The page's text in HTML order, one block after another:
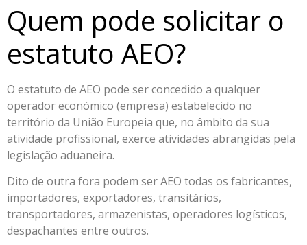
Quem pode solicitar o
estatuto AEO?
O estatuto de AEO pode ser concedido a qualquer
operador económico (empresa) estabelecido no
território da União Europeia que, no âmbito da sua
atividade profissional, exerce atividades abrangidas pela
legislação aduaneira.
Dito de outra fora podem ser AEO todas os fabricantes,
importadores, exportadores, transitários,
transportadores, armazenistas, operadores logísticos,
despachantes entre outros.